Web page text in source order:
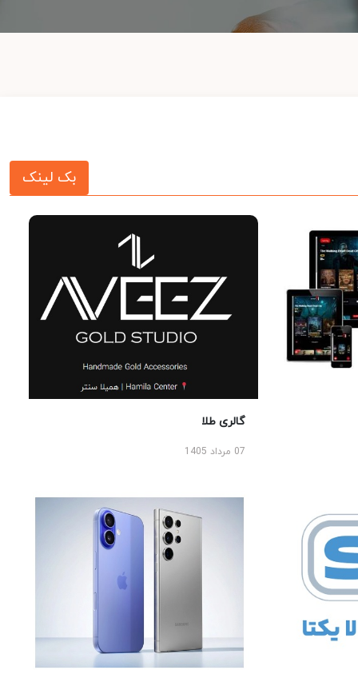
بک لینک
گالری طلا
07 مرداد 1405